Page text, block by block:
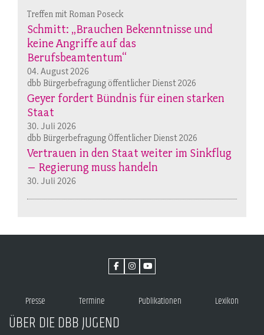
Treffen mit Roman Poseck
Schmitt: „Brauchen Bekenntnisse und
keine Angriffe auf das
Berufsbeamtentum“
04. August 2026
dbb Bürgerbefragung öffentlicher Dienst 2026
Geyer fordert Bündnis für einen starken
Staat
30. Juli 2026
dbb Bürgerbefragung Öffentlicher Dienst 2026
Vertrauen in den Staat weiter im Sinkflug
– Regierung muss handeln
30. Juli 2026
Presse Termine Publikationen Lexikon
ÜBER DIE DBB JUGEND